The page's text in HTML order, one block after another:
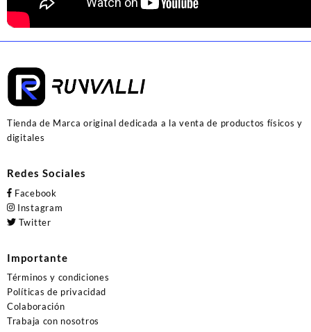
Tienda de Marca original dedicada a la venta de productos físicos y
digitales
Redes Sociales
Facebook
Instagram
Twitter
Importante
Términos y condiciones
Políticas de privacidad
Colaboración
Trabaja con nosotros